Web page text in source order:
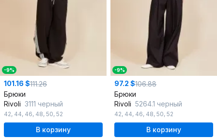
-9%
101.16 $111.26
Брюки
Rivoli 3111 черный
42, 44, 46, 48, 50, 52
В корзину
-9%
97.2 $106.88
Брюки
Rivoli 5264.1 черный
42, 44, 46, 48, 50, 52
В корзину